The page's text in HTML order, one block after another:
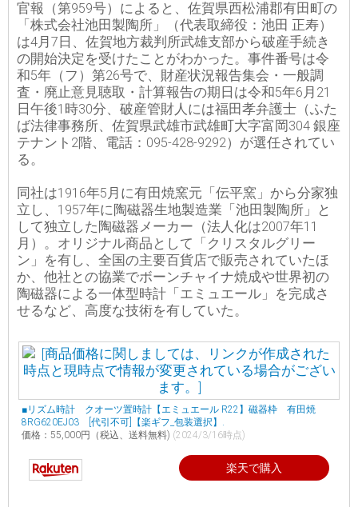
官報（第959号）によると、佐賀県西松浦郡有田町の
「株式会社池田製陶所」（代表取締役：池田 正寿）
は4月7日、佐賀地方裁判所武雄支部から破産手続き
の開始決定を受けたことがわかった。事件番号は令
和5年（フ）第26号で、財産状況報告集会・一般調
査・廃止意見聴取・計算報告の期日は令和5年6月21
日午後1時30分、破産管財人には福田孝弁護士（ふた
ば法律事務所、佐賀県武雄市武雄町大字富岡304 銀座
テナント2階、電話：095-428-9292）が選任されてい
る。
同社は1916年5月に有田焼窯元「伝平窯」から分家独
立し、1957年に陶磁器生地製造業「池田製陶所」と
して独立した陶磁器メーカー（法人化は2007年11
月）。オリジナル商品として「クリスタルグリー
ン」を有し、全国の主要百貨店で販売されていたほ
か、他社との協業でボーンチャイナ焼成や世界初の
陶磁器による一体型時計「エミュエール」を完成さ
せるなど、高度な技術を有していた。
■リズム時計 クオーツ置時計【エミュエール R22】磁器枠 有田焼
8RG620EJ03 [代引不可]【楽ギフ_包装選択】.
価格：55,000円（税込、送料無料) (2024/3/16時点)
楽天で購入